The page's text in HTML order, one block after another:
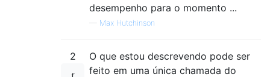
desempenho para o momento ...
— Max Hutchinson
2
O que estou descrevendo pode ser
feito em uma única chamada do